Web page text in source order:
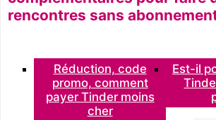
rencontres sans
Réduction, code
promo, comment
payer Tinder moins
cher
Est-il